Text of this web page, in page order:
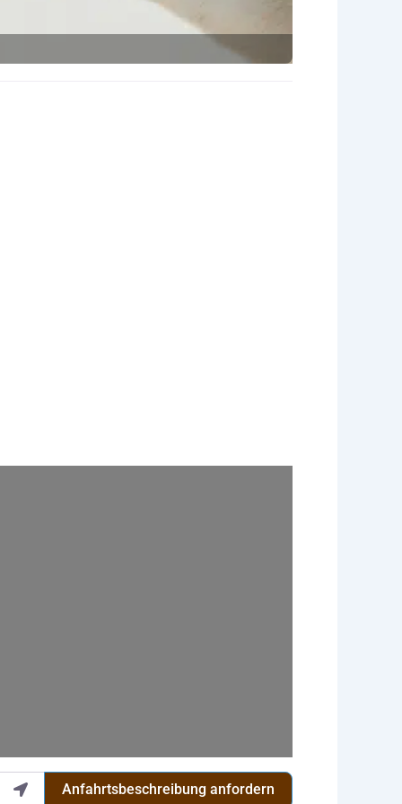
Anfahrtsbeschreibung anfordern